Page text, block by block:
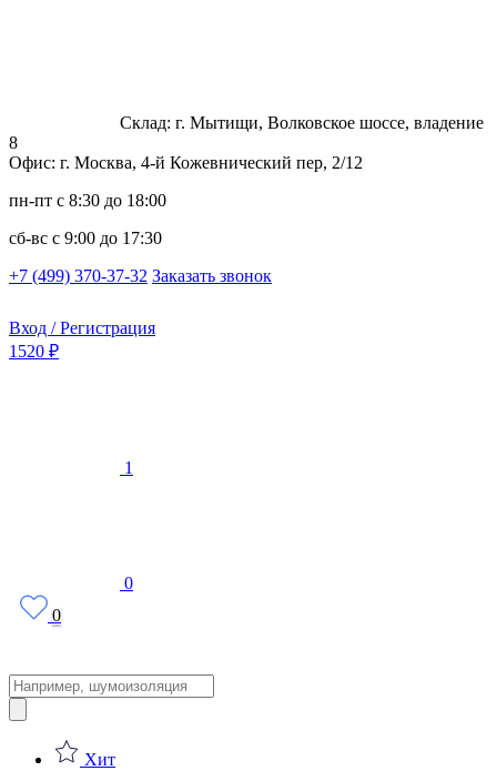
Склад: г. Мытищи, Волковское шоссе, владение
8
Офис: г. Москва, 4-й Кожевнический пер, 2/12
пн-пт с 8:30 до 18:00
сб-вс с 9:00 до 17:30
+7 (499) 370-37-32 Заказать звонок
Вход / Регистрация
1520 ₽
1
0
0
Поиск
товаров
Хит